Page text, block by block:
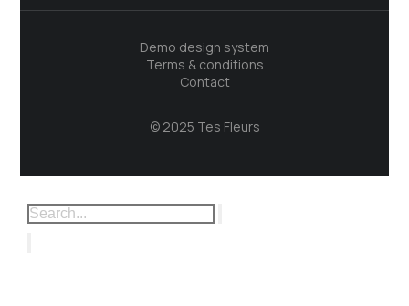
© 2025 Tes Fleurs
Demo design system
Terms & conditions
Contact